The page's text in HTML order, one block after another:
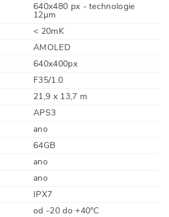
640x480 px - technologie
12µm
< 20mK
AMOLED
640x400px
F35/1.0
21,9 x 13,7 m
APS3
ano
64GB
ano
ano
IPX7
od -20 do +40°C